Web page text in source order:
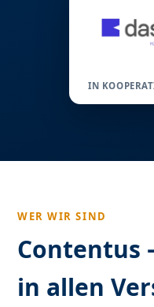
IN
WER WIR SIND
Contentus
in allen